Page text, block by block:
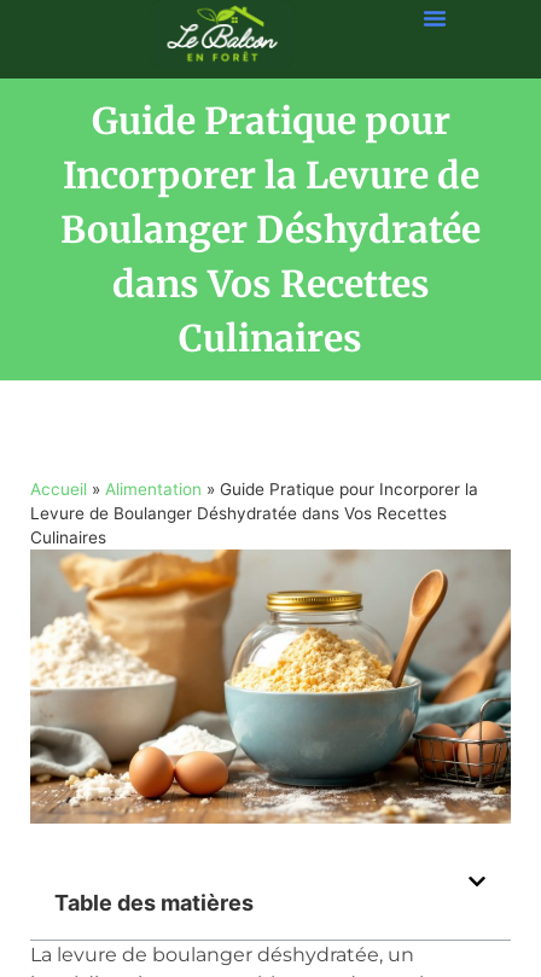
Guide Pratique pour
Incorporer la Levure de
Boulanger Déshydratée
dans Vos Recettes
Culinaires
Accueil » Alimentation » Guide Pratique pour Incorporer la
Levure de Boulanger Déshydratée dans Vos Recettes
Culinaires
Table des matières
La levure de boulanger déshydratée, un